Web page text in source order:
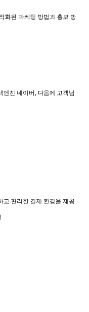
화된 마케팅 방법과 홍보 방
엔진 네이버, 다음에 고객님
고 편리한 결제 환경을 제공